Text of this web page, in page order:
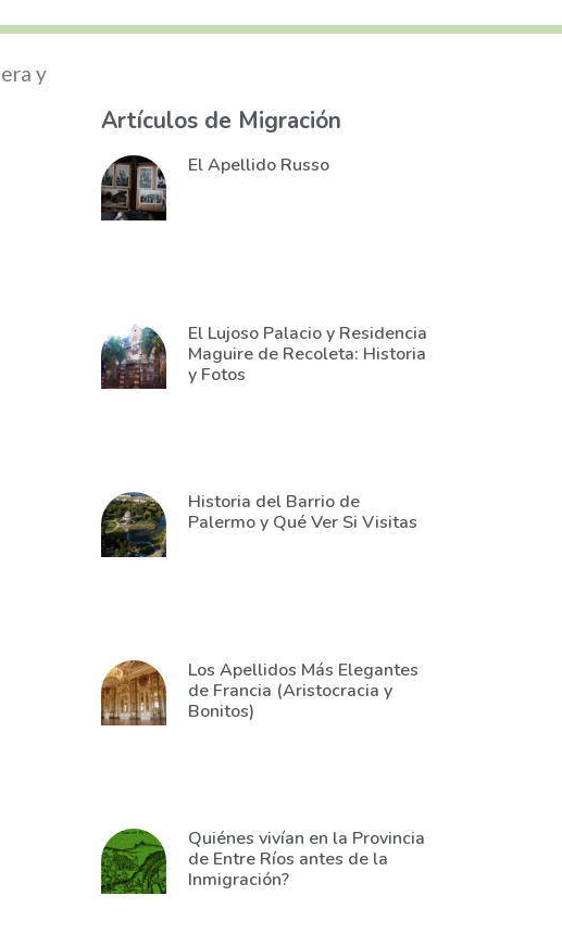
y
Artículos de Migración
El Apellido Russo
El Lujoso Palacio y Residencia
Maguire de Recoleta: Historia
y Fotos
Historia del Barrio de
Palermo y Qué Ver Si Visitas
Los Apellidos Más Elegantes
de Francia (Aristocracia y
Bonitos)
Quiénes vivían en la Provincia
de Entre Ríos antes de la
Inmigración?